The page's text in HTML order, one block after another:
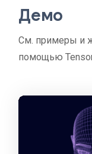
Демо
См. примеры и
помощью